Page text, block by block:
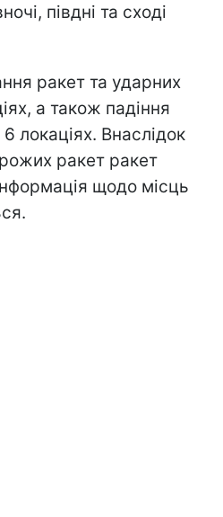
півдні та сході
ракет та ударних
а також падіння
локаціях. Внаслідок
ракет ракет
щодо місць